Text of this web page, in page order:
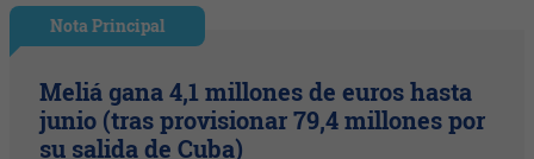
Nota Principal
Meliá gana 4,1 millones de euros hasta
junio (tras provisionar 79,4 millones por
su salida de Cuba)